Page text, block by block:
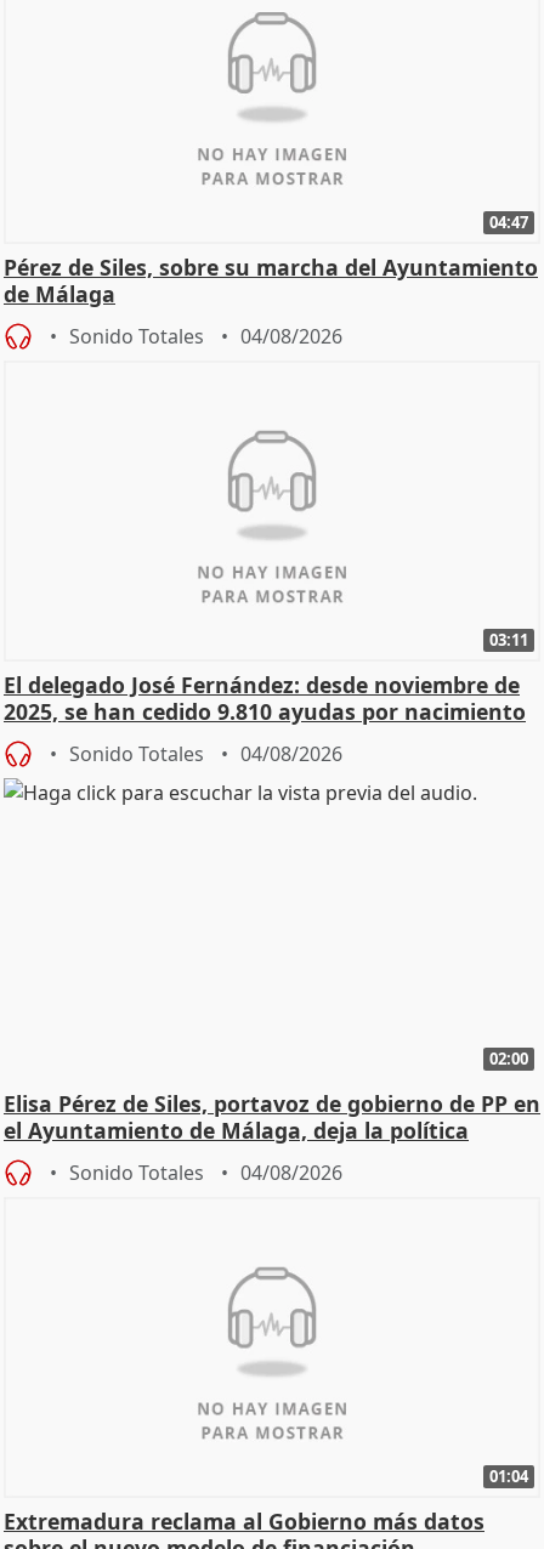
04:47
Pérez de Siles, sobre su marcha del Ayuntamiento
de Málaga
Sonido Totales 04/08/2026
03:11
El delegado José Fernández: desde noviembre de
2025, se han cedido 9.810 ayudas por nacimiento
Sonido Totales 04/08/2026
02:00
Elisa Pérez de Siles, portavoz de gobierno de PP en
el Ayuntamiento de Málaga, deja la política
Sonido Totales 04/08/2026
01:04
Extremadura reclama al Gobierno más datos